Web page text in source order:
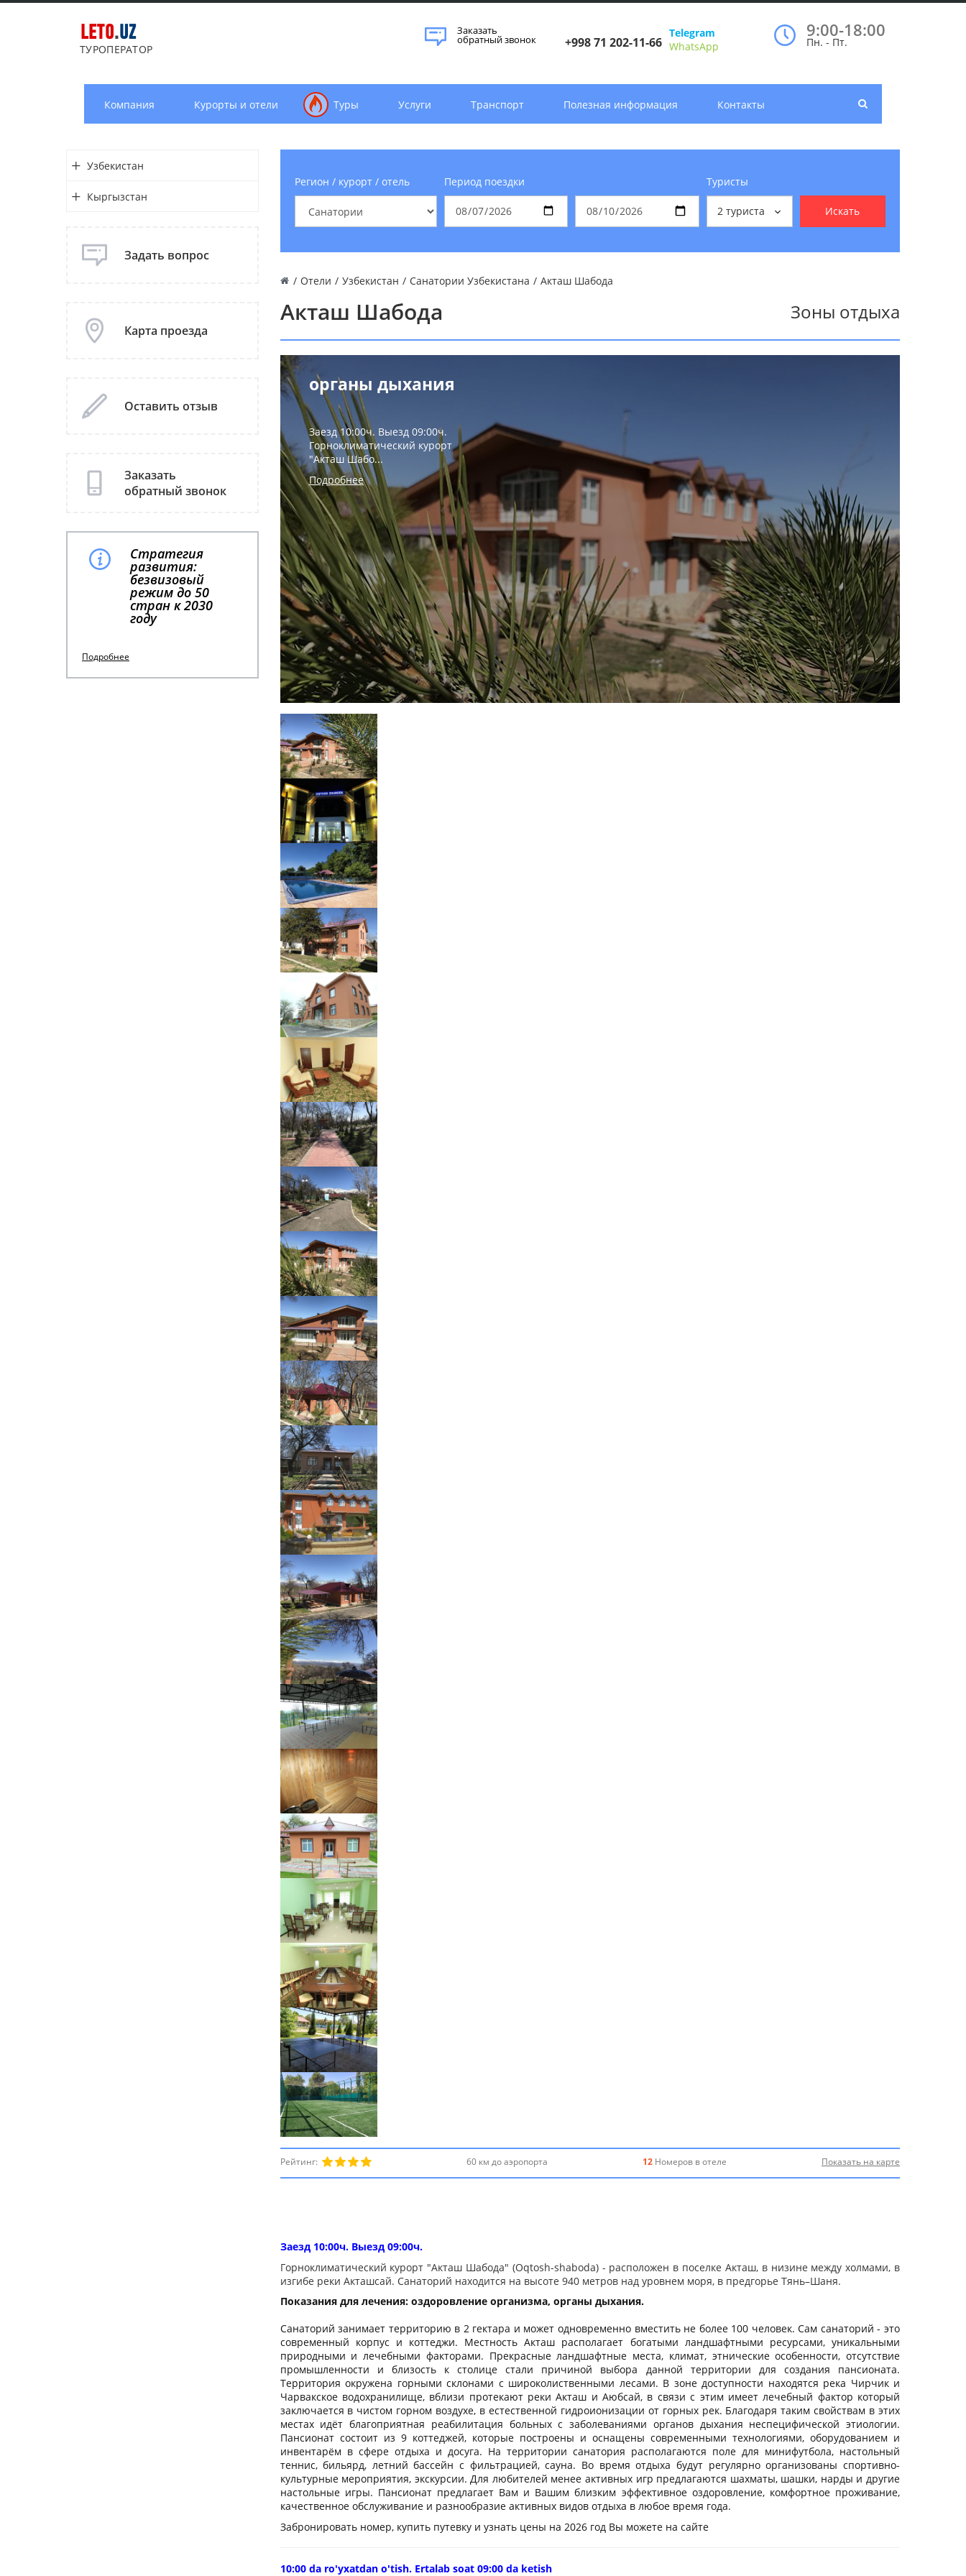
LETO.UZ
ТУРОПЕРАТОР
Заказать
обратный звонок +998 71 202-11-66
Telegram
WhatsApp
9:00-18:00
Пн. - Пт.
Компания Курорты и отели Туры Услуги Транспорт Полезная информация Контакты
Регион / курорт / отель Период поездки Туристы
2 туриста Искать
/ Отели / Узбекистан / Санатории Узбекистана / Акташ Шабода
Акташ Шабода Зоны отдыха
Узбекистан
Кыргызстан
Задать вопрос
Карта проезда
Оставить отзыв
Заказать
обратный звонок
Стратегия
развития:
безвизовый
режим до 50
стран к 2030
году
Подробнее
органы дыхания
Заезд 10:00ч. Выезд 09:00ч.
Горноклиматический курорт
"Акташ Шабо...
Подробнее
Рейтинг: 60 км до аэропорта 12Номеров в отеле Показать на карте
Заезд 10:00ч. Выезд 09:00ч.
Горноклиматический курорт "Акташ Шабода" (Oqtosh-shaboda) - расположен в поселке Акташ, в низине между холмами, в
изгибе реки Акташсай. Санаторий находится на высоте 940 метров над уровнем моря, в предгорье Тянь–Шаня.
Показания для лечения: оздоровление организма, органы дыхания.
Санаторий занимает территорию в 2 гектара и может одновременно вместить не более 100 человек. Сам санаторий - это
современный корпус и коттеджи. Местность Акташ располагает богатыми ландшафтными ресурсами, уникальными
природными и лечебными факторами. Прекрасные ландшафтные места, климат, этнические особенности, отсутствие
промышленности и близость к столице стали причиной выбора данной территории для создания пансионата.
Территория окружена горными склонами с широколиственными лесами. В зоне доступности находятся река Чирчик и
Чарвакское водохранилище, вблизи протекают реки Акташ и Аюбсай, в связи с этим имеет лечебный фактор который
заключается в чистом горном воздухе, в естественной гидроионизации от горных рек. Благодаря таким свойствам в этих
местах идёт благоприятная реабилитация больных с заболеваниями органов дыхания неспецифической этиологии.
Пансионат состоит из 9 коттеджей, которые построены и оснащены современными технологиями, оборудованием и
инвентарём в сфере отдыха и досуга. На территории санатория располагаются поле для минифутбола, настольный
теннис, бильярд, летний бассейн с фильтрацией, сауна. Во время отдыха будут регулярно организованы спортивно-
культурные мероприятия, экскурсии. Для любителей менее активных игр предлагаются шахматы, шашки, нарды и другие
настольные игры. Пансионат предлагает Вам и Вашим близким эффективное оздоровление, комфортное проживание,
качественное обслуживание и разнообразие активных видов отдыха в любое время года.
Забронировать номер, купить путевку и узнать цены на 2026 год Вы можете на сайте
10:00 da ro'yxatdan o'tish. Ertalab soat 09:00 da ketish